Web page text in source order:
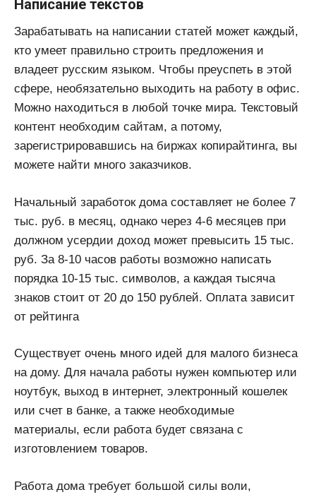
Написание текстов
Зарабатывать на написании статей может каждый,
кто умеет правильно строить предложения и
владеет русским языком. Чтобы преуспеть в этой
сфере, необязательно выходить на работу в офис.
Можно находиться в любой точке мира. Текстовый
контент необходим сайтам, а потому,
зарегистрировавшись на биржах копирайтинга, вы
можете найти много заказчиков.
Начальный заработок дома составляет не более 7
тыс. руб. в месяц, однако через 4-6 месяцев при
должном усердии доход может превысить 15 тыс.
руб. За 8-10 часов работы возможно написать
порядка 10-15 тыс. символов, а каждая тысяча
знаков стоит от 20 до 150 рублей. Оплата зависит
от рейтинга
Существует очень много идей для малого бизнеса
на дому. Для начала работы нужен компьютер или
ноутбук, выход в интернет, электронный кошелек
или счет в банке, а также необходимые
материалы, если работа будет связана с
изготовлением товаров.
Работа дома требует большой силы воли,